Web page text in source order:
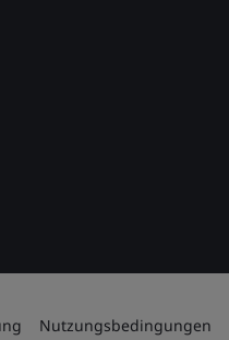
Nutzungsbedingungen